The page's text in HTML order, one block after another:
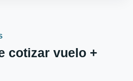
cotizar vuelo +